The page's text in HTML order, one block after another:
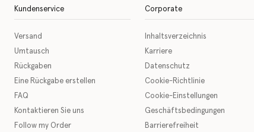
Kundenservice
Versand
Umtausch
Rückgaben
Eine Rückgabe erstellen
FAQ
Kontaktieren Sie uns
Follow my Order
Corporate
Inhaltsverzeichnis
Karriere
Datenschutz
Cookie-Richtlinie
Cookie-Einstellungen
Geschäftsbedingungen
Barrierefreiheit